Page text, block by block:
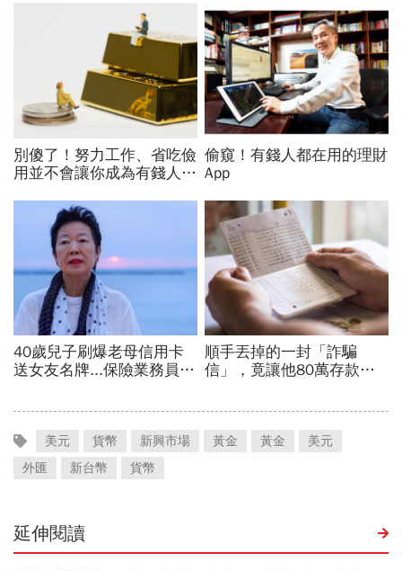
美元 貨幣 新興市場 黃金 黃金
美元
外匯
新台幣 貨幣
延伸閱讀